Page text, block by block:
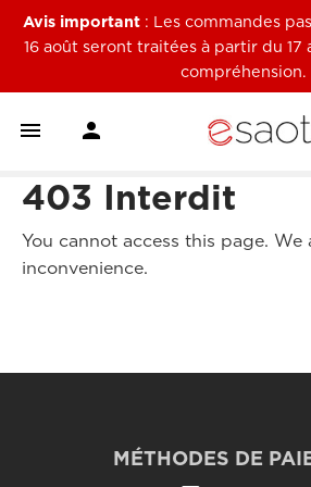
Avis important: Les commandes
16 août seront traitées à partir du 17
compréhension.
 
403 Interdit
You cannot access this page.
inconvenience.
MÉTHODES DE